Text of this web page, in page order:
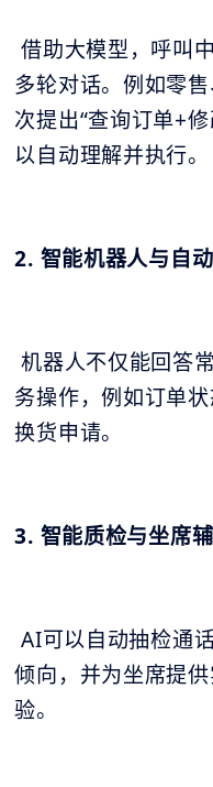
借助大模型，呼叫
多轮对话。例如零
次提出“查询订单+
以自动理解并执行。
2. 智能机器人与自
机器人不仅能回答
务操作，例如订单
换货申请。
3. 智能质检与坐席
AI可以自动抽检通
倾向，并为坐席提
验。